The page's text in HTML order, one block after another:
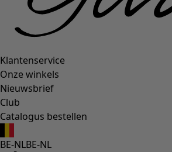
Klantenservice
Onze winkels
Nieuwsbrief
Club
Catalogus bestellen
BE-NLBE-NL